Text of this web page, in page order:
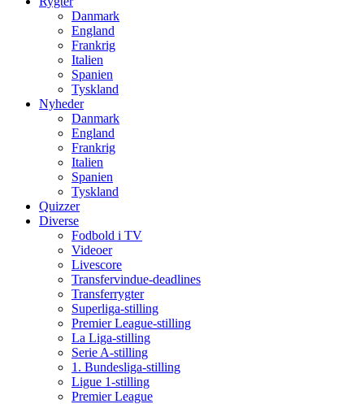
Danmark
England
Frankrig
Italien
Spanien
Tyskland
Nyheder
Danmark
England
Frankrig
Italien
Spanien
Tyskland
Quizzer
Diverse
Fodbold i TV
Videoer
Livescore
Transfervindue-deadlines
Transferrygter
Superliga-stilling
Premier League-stilling
La Liga-stilling
Serie A-stilling
1. Bundesliga-stilling
Ligue 1-stilling
Premier League